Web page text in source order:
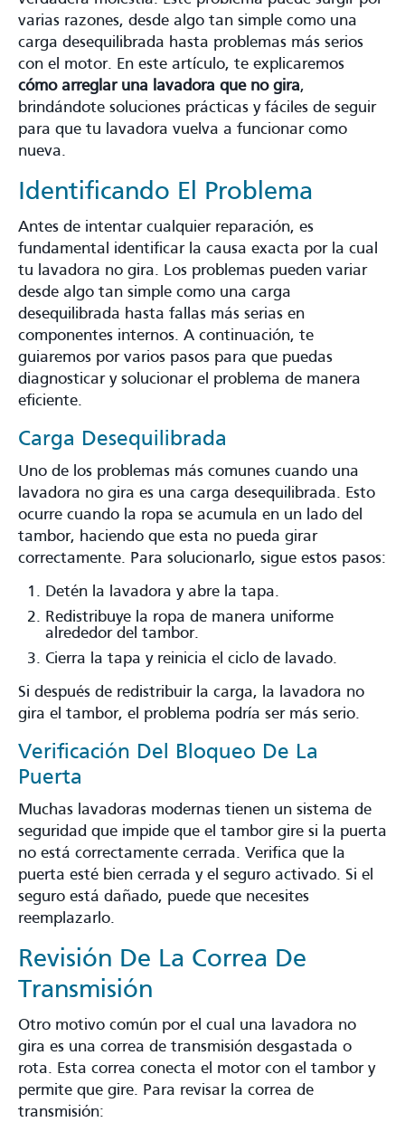
varias razones, desde algo tan simple como una
carga desequilibrada hasta problemas más serios
con el motor. En este artículo, te explicaremos
cómo arreglar una lavadora que no gira,
brindándote soluciones prácticas y fáciles de seguir
para que tu lavadora vuelva a funcionar como
nueva.
Identificando El Problema
Antes de intentar cualquier reparación, es
fundamental identificar la causa exacta por la cual
tu lavadora no gira. Los problemas pueden variar
desde algo tan simple como una carga
desequilibrada hasta fallas más serias en
componentes internos. A continuación, te
guiaremos por varios pasos para que puedas
diagnosticar y solucionar el problema de manera
eficiente.
Carga Desequilibrada
Uno de los problemas más comunes cuando una
lavadora no gira es una carga desequilibrada. Esto
ocurre cuando la ropa se acumula en un lado del
tambor, haciendo que esta no pueda girar
correctamente. Para solucionarlo, sigue estos pasos:
Detén la lavadora y abre la tapa.
Redistribuye la ropa de manera uniforme
alrededor del tambor.
Cierra la tapa y reinicia el ciclo de lavado.
Si después de redistribuir la carga, la lavadora no
gira el tambor, el problema podría ser más serio.
Verificación Del Bloqueo De La
Puerta
Muchas lavadoras modernas tienen un sistema de
seguridad que impide que el tambor gire si la puerta
no está correctamente cerrada. Verifica que la
puerta esté bien cerrada y el seguro activado. Si el
seguro está dañado, puede que necesites
reemplazarlo.
Revisión De La Correa De
Transmisión
Otro motivo común por el cual una lavadora no
gira es una correa de transmisión desgastada o
rota. Esta correa conecta el motor con el tambor y
permite que gire. Para revisar la correa de
transmisión: